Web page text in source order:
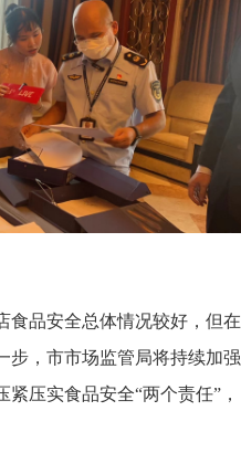
品安全总体情况较好，但在
步，市市场监管局将持续加强
压实食品安全“两个责任”，